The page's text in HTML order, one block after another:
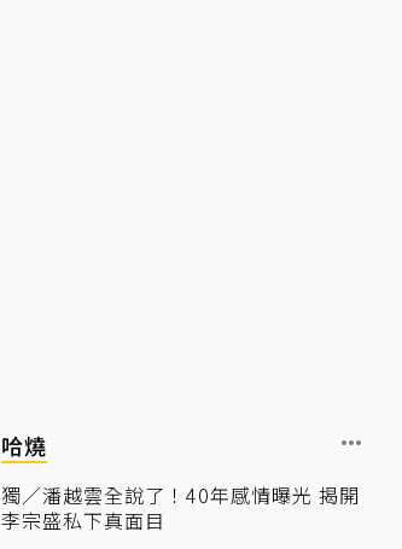
哈燒
獨／潘越雲全說了！40年感情曝光 揭開
李宗盛私下真面目